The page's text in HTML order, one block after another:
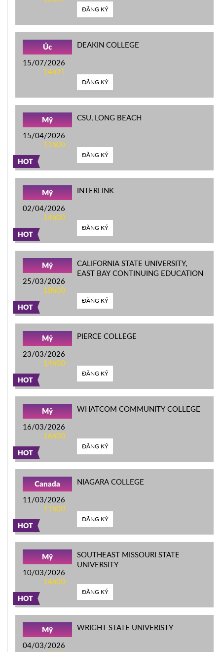
ĐĂNG KÝ
Úc
15/07/2026
14h21
DEAKIN COLLEGE
ĐĂNG KÝ
HOT
Mỹ
15/04/2026
11h00
CSU, LONG BEACH
ĐĂNG KÝ
HOT
Mỹ
02/04/2026
14h00
INTERLINK
ĐĂNG KÝ
HOT
Mỹ
25/03/2026
10h00
CALIFORNIA STATE UNIVERSITY,
EAST BAY CONTINUING EDUCATION
ĐĂNG KÝ
HOT
Mỹ
23/03/2026
14h00
PIERCE COLLEGE
ĐĂNG KÝ
HOT
Mỹ
16/03/2026
16h00
WHATCOM COMMUNITY COLLEGE
ĐĂNG KÝ
HOT
Canada
11/03/2026
11h00
NIAGARA COLLEGE
ĐĂNG KÝ
HOT
Mỹ
10/03/2026
14h00
SOUTHEAST MISSOURI STATE
UNIVERSITY
ĐĂNG KÝ
Mỹ
04/03/2026
WRIGHT STATE UNIVERISTY